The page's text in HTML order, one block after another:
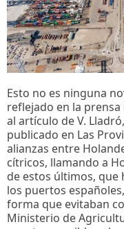
Esto no es ninguna
reflejado en la
al artículo de V.
publicado en Las
alianzas entre
cítricos, llamando a
de estos últimos, que
los puertos
forma que evitaban
Ministerio de